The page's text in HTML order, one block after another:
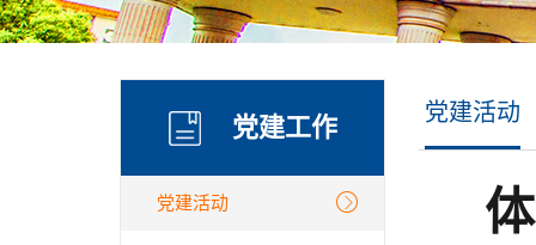
党建工作
党建活动
党建活动